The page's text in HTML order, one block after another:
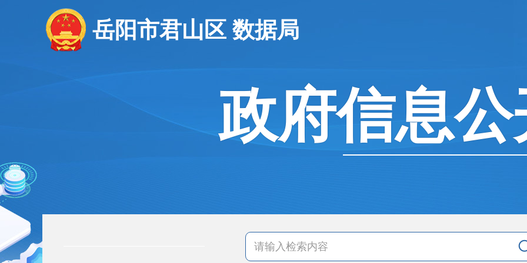
岳阳市君山区 数据局
政府信息公